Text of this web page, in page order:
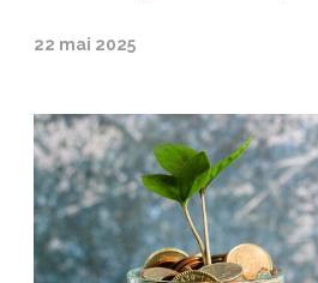
22 mai 2025